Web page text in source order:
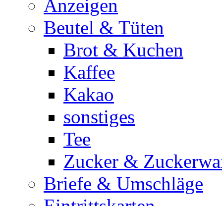
Anzeigen
Beutel & Tüten
Brot & Kuchen
Kaffee
Kakao
sonstiges
Tee
Zucker &
Briefe & Umschläge